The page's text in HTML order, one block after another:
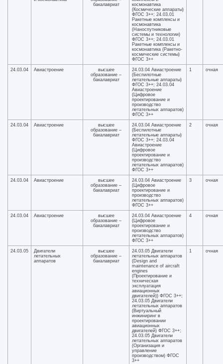
бакалавриат
космонавтика
(Космические аппараты)
ФГОС 3++; 24.03.01
Ракетные комплексы и
космонавтика
(Наноспутниковые
системы и технологии)
ФГОС 3++; 24.03.01
Ракетные комплексы и
космонавтика (Ракетно-
космические системы)
ФГОС 3++
24.03.04 Авиастроение
высшее
образование –
бакалавриат
24.03.04 Авиастроение
(Беспилотные
летательные аппараты)
ФГОС 3++; 24.03.04
Авиастроение
(Цифровое
проектирование и
производство
летательных аппаратов)
ФГОС 3++
1 очная
24.03.04 Авиастроение
высшее
образование –
бакалавриат
24.03.04 Авиастроение
(Беспилотные
летательные аппараты)
ФГОС 3++; 24.03.04
Авиастроение
(Цифровое
проектирование и
производство
летательных аппаратов)
ФГОС 3++
2 очная
24.03.04 Авиастроение
высшее
образование –
бакалавриат
24.03.04 Авиастроение
(Цифровое
проектирование и
производство
летательных аппаратов)
ФГОС 3++
3 очная
24.03.04 Авиастроение
высшее
образование –
бакалавриат
24.03.04 Авиастроение
(Цифровое
проектирование и
производство
летательных аппаратов)
ФГОС 3++
4 очная
24.03.05
Двигатели
летательных
аппаратов
высшее
образование –
бакалавриат
24.03.05 Двигатели
летательных аппаратов
(Design and
maintenance of aircraft
engines
(Проектирование и
техническая
эксплуатация
авиационных
двигателей)) ФГОС 3++;
24.03.05 Двигатели
летательных аппаратов
(Виртуальный
инжиниринг в
проектировании
авиационных
двигателей) ФГОС 3++;
24.03.05 Двигатели
летательных аппаратов
(Организация и
управление
производством) ФГОС
3++
1 очная